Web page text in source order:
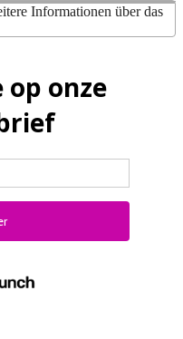
Informationen über das